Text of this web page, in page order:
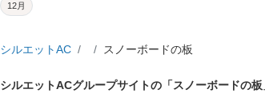
12月
シルエットAC スノーボードの板
シルエットACグループサイトの「スノーボードの